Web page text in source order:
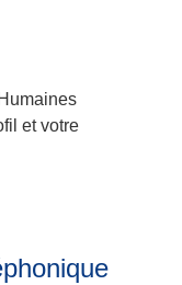
et votre